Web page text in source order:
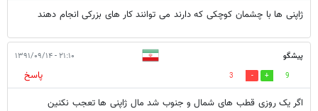
ژاپنی ها با چشمان کوچکی که دارند می توانند کار های بزرکی انجام دهند
پیشگو ۲۱:۱۰ - ۱۳۹۱/۰۹/۱۴
9
3
پاسخ
اگر یک روزی قطب های شمال و جنوب شد مال ژاپنی ها تعجب نکنین